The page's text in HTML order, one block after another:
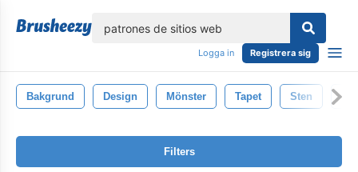
Logga in Registrera sig
Bakgrund Design Mönster Tapet Sten
Filters